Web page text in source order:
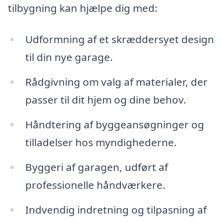
tilbygning kan hjælpe dig med:
Udformning af et skræddersyet design
til din nye garage.
Rådgivning om valg af materialer, der
passer til dit hjem og dine behov.
Håndtering af byggeansøgninger og
tilladelser hos myndighederne.
Byggeri af garagen, udført af
professionelle håndværkere.
Indvendig indretning og tilpasning af